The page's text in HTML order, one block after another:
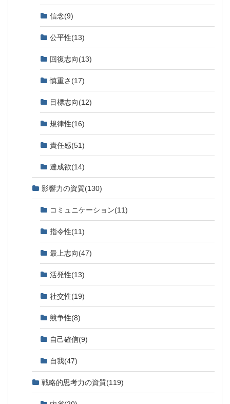
信念(9)
公平性(13)
回復志向(13)
慎重さ (17)
目標志向(12)
規律性(16)
責任感(51)
達成欲(14)
影響力の資質(130)
コミュニケーション(11)
指令性(11)
最上志向(47)
活発性(13)
社交性(19)
競争性(8)
自己確信(9)
自我(47)
戦略的思考力の資質(119)